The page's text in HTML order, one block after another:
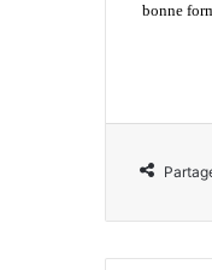
bonne